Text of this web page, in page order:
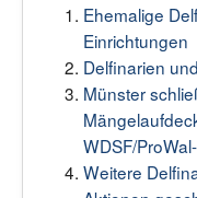
Ehemalige
Einrichtungen
Delfinarien
Münster
WDSF/
Weitere